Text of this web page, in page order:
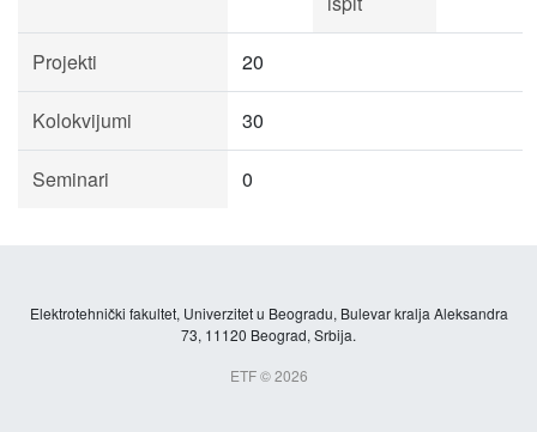
Projekti 20
Kolokvijumi 30
Seminari 0
Elektrotehnički fakultet, Univerzitet u Beogradu, Bulevar kralja Aleksandra
73, 11120 Beograd, Srbija.
ETF © 2026